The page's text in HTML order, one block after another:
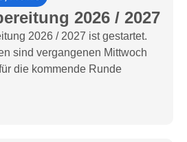
2026 / 2027
2026 / 2027 ist gestartet.
sind vergangenen Mittwoch
die kommende Runde